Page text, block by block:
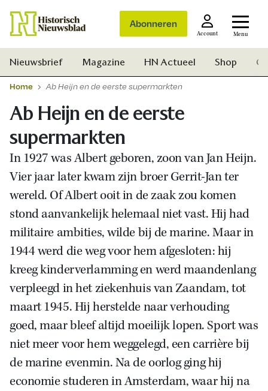
Abonneren
Account Menu
Zoek
Nieuwsbrief Magazine HN Actueel Shop
Home Ab Heijn en de eerste supermarkten
Ab Heijn en de eerste
supermarkten
In 1927 was Albert geboren, zoon van Jan Heijn.
Vier jaar later kwam zijn broer Gerrit-Jan ter
wereld. Of Albert ooit in de zaak zou komen
stond aanvankelijk helemaal niet vast. Hij had
militaire ambities, wilde bij de marine. Maar in
1944 werd die weg voor hem afgesloten: hij
kreeg kinderverlamming en werd maandenlang
verpleegd in het ziekenhuis van Zaandam, tot
maart 1945. Hij herstelde naar verhouding
goed, maar bleef altijd moeilijk lopen. Sport was
niet meer voor hem weggelegd, een carrière bij
de marine evenmin. Na de oorlog ging hij
economie studeren in Amsterdam, waar hij na